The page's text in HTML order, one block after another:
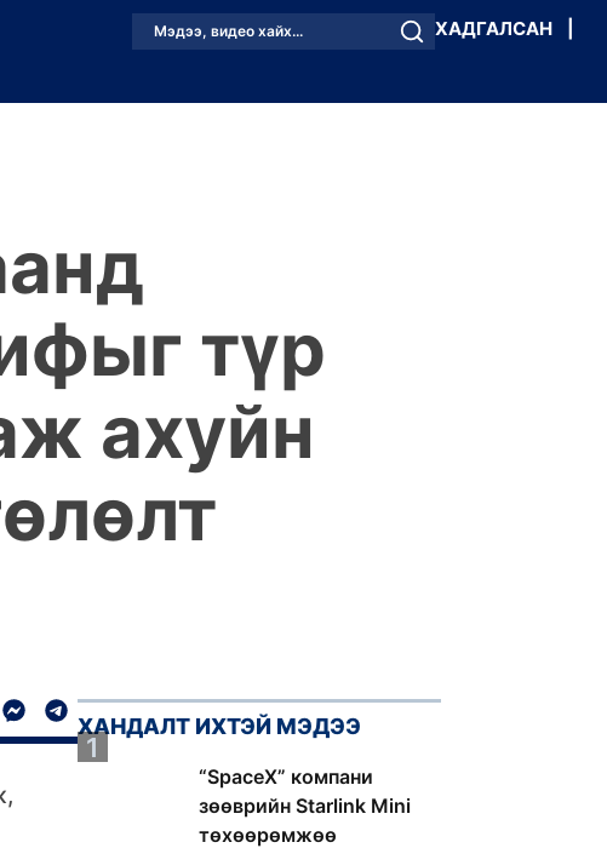
Мэдээ, видео хайх... ХАДГАЛСАН
түр
ахуйн
ХАНДАЛТ ИХТЭЙ МЭДЭЭ
1
“SpaceX” компани
зөөврийн Starlink Mini
төхөөрөмжөө